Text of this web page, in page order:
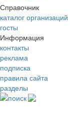
Справочник
каталог организаций
госты
Информация
контакты
реклама
подписка
правила сайта
разделы
поиск